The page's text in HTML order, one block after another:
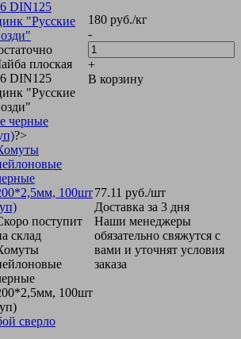
DIN125
"Русские
плоская
DIN125
"Русские
180 руб./кг
-
+
В корзину
черные
?>
100шт
поступит
склад
100шт
77.11 руб./шт
Доставка за 3 дня
Наши менеджеры
обязательно свяжутся с
вами и уточнят условия
заказа
сверло